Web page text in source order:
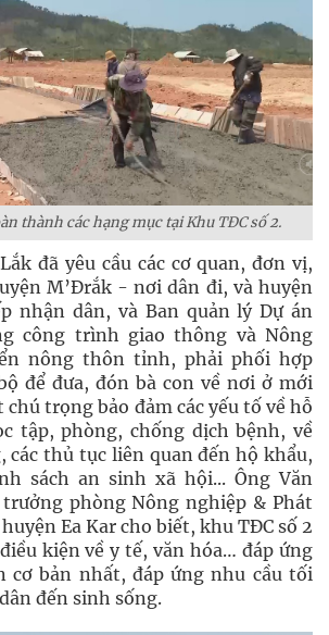
thành các hạng mục tại Khu TĐC số 2.
đã yêu cầu các cơ quan, đơn vị,
M’Đrắk - nơi dân đi, và huyện
nhận dân, và Ban quản lý Dự án
công trình giao thông và Nông
nông thôn tỉnh, phải phối hợp
để đưa, đón bà con về nơi ở mới
chú trọng bảo đảm các yếu tố về hỗ
tập, phòng, chống dịch bệnh, về
thủ tục liên quan đến hộ khẩu,
sách an sinh xã hội... Ông Văn
phòng Nông nghiệp & Phát
Ea Kar cho biết, khu TĐC số 2
kiện về y tế, văn hóa… đáp ứng
cơ bản nhất, đáp ứng nhu cầu tối
đến sinh sống.